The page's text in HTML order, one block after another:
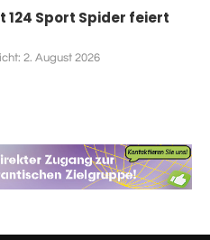
124 Sport Spider feiert
2. August 2026